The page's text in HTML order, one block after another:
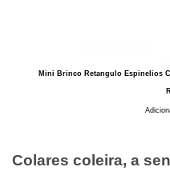
Mini Brinco Retangulo Espinelios
Colares coleira, a